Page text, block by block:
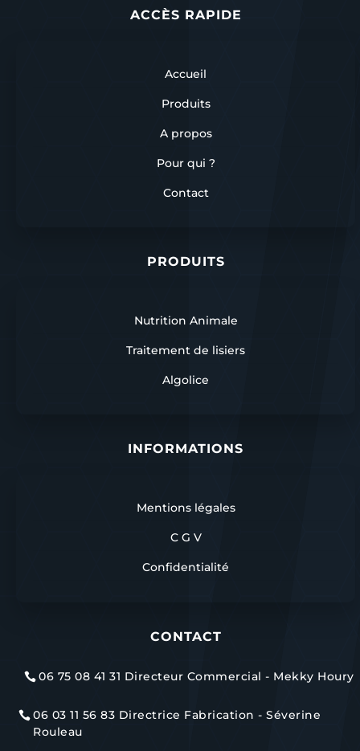
ACCÈS RAPIDE
Accueil
Produits
A propos
Pour qui ?
Contact
PRODUITS
Nutrition Animale
Traitement de lisiers
Algolice
INFORMATIONS
Mentions légales
C G V
Confidentialité
CONTACT
 06 75 08 41 31 Directeur Commercial - Mekky Houry
 06 03 11 56 83 Directrice Fabrication - Séverine
Rouleau